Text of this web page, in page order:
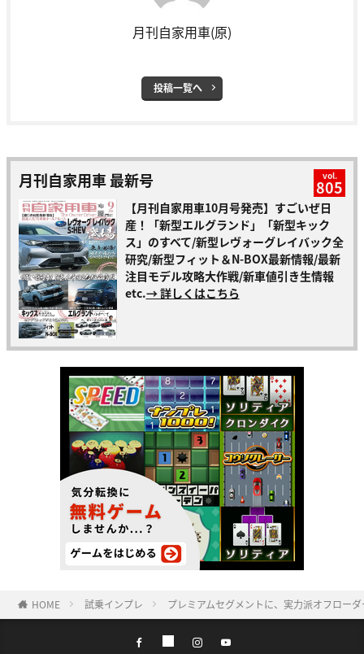
月刊自家用車(原)
投稿一覧へ
月刊自家用車 最新号 vol.
805
【月刊自家用車10月号発売】すごいぜ日
産！「新型エルグランド」「新型キック
ス」のすべて/新型レヴォーグレイバック全
研究/新型フィット＆N-BOX最新情報/最新
注目モデル攻略大作戦/新車値引き生情報
etc.→ 詳しくはこちら
HOME 試乗インプレ プレミアムセグメントに、実力派オフロ